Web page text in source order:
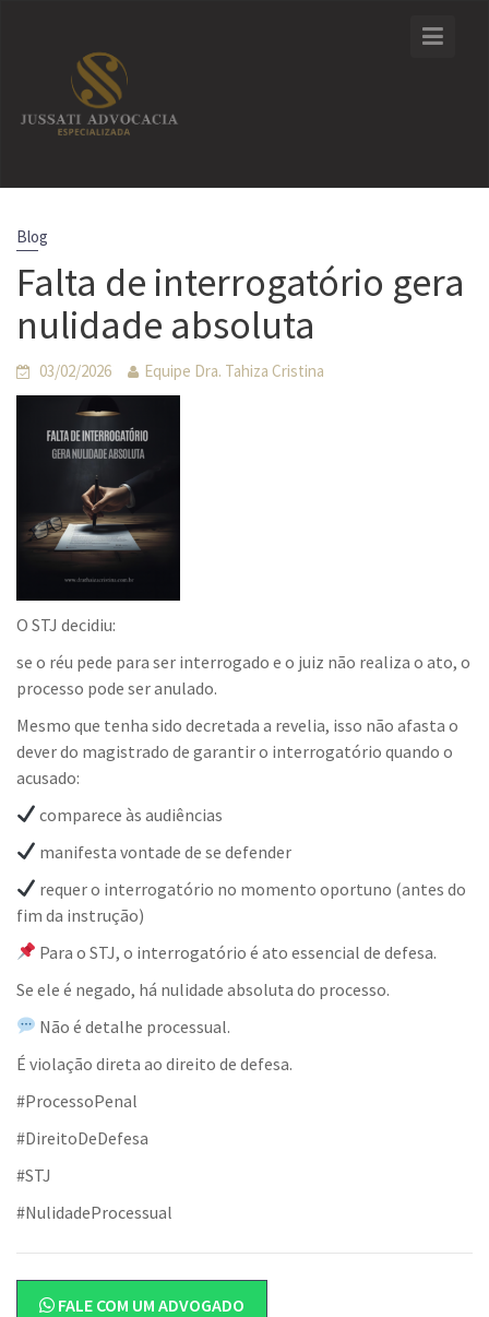
Blog
Falta de interrogatório gera
nulidade absoluta
03/02/2026 Equipe Dra. Tahiza Cristina
O STJ decidiu:
se o réu pede para ser interrogado e o juiz não realiza o ato, o
processo pode ser anulado.
Mesmo que tenha sido decretada a revelia, isso não afasta o
dever do magistrado de garantir o interrogatório quando o
acusado:
comparece às audiências
manifesta vontade de se defender
requer o interrogatório no momento oportuno (antes do
fim da instrução)
Para o STJ, o interrogatório é ato essencial de defesa.
Se ele é negado, há nulidade absoluta do processo.
Não é detalhe processual.
É violação direta ao direito de defesa.
#ProcessoPenal
#DireitoDeDefesa
#STJ
#NulidadeProcessual
FALE COM UM ADVOGADO